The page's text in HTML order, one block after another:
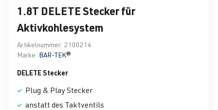
1.8T DELETE Stecker für
Aktivkohlesystem
Artikelnummer: 2100214
Marke: BAR-TEK®
DELETE Stecker
Plug & Play Stecker
anstatt des Taktventils